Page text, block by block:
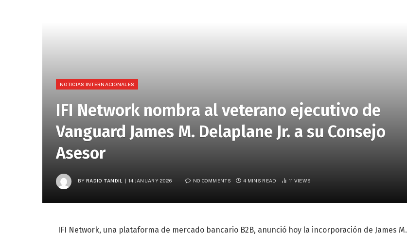
NOTICIAS INTERNACIONALES
IFI Network nombra al veterano ejecutivo de
Vanguard James M. Delaplane Jr. a su Consejo
Asesor
BY RADIO TANDIL 14 JANUARY 2026 NO COMMENTS 4 MINS READ 11 VIEWS
IFI Network, una plataforma de mercado bancario B2B, anunció hoy la incorporación de James M.